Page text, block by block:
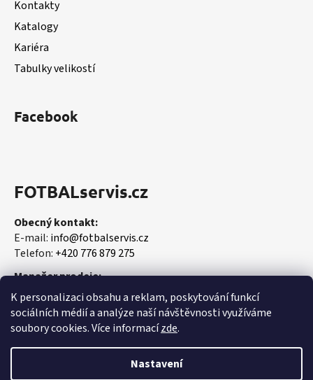
K personalizaci obsahu a reklam, poskytování funkcí
sociálních médií a analýze naší návštěvnosti využíváme
soubory cookies. Více informacízde.
Nastavení
Kontakty
Katalogy
Kariéra
Tabulky velikostí
Facebook
FOTBALservis.cz
Obecný kontakt:
E-mail: info@fotbalservis.cz
Telefon: +420 776 879 275
Manažer prodeje:
Martin Vališ
Mobil:+420 606 657 244